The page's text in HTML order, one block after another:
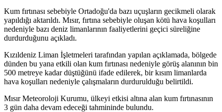
Kum fırtınası sebebiyle Ortadoğu'da bazı uçuşların gecikmeli olarak
yapıldığı aktarıldı. Mısır, fırtına sebebiyle oluşan kötü hava koşulları
nedeniyle bazı deniz limanlarının faaliyetlerini geçici süreliğine
durdurduğunu açıkladı.
Kızıldeniz Liman İşletmeleri tarafından yapılan açıklamada, bölgede
dünden bu yana etkili olan kum fırtınası nedeniyle görüş alanının bin
500 metreye kadar düştüğünü ifade edilerek, bir kısım limanlarda
hava koşulları nedeniyle çalışmaların durdurulduğu belirtildi.
Mısır Meteoroloji Kurumu, ülkeyi etkisi altına alan kum fırtınasının
3 gün daha devam edeceği tahmininde bulundu.